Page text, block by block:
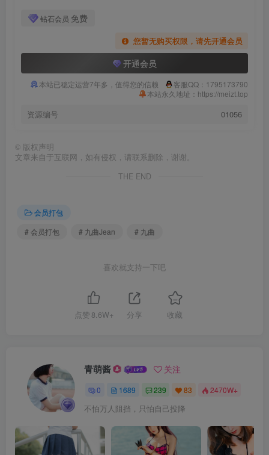
钻石会员 免费
您暂无购买权限，请先开通会员
开通会员
本站已稳定运营7年多，值得您的信赖
客服QQ：1795173790
本站永久地址：https://meizt.top
资源编号 01056
© 版权声明
文章来自于互联网，如有侵权，请联系删除，谢谢。
THE END
会员打包
# 会员打包
# 九曲Jean # 九曲
喜欢就支持一下吧
点赞 8.6W+ 分享 收藏
青萌酱 关注
0 1689 239 83 2470W+
不怕万人阻挡，只怕自己投降